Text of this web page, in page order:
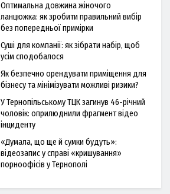
Оптимальна довжина жіночого
ланцюжка: як зробити правильний вибір
без попередньої примірки
Суші для компанії: як зібрати набір, щоб
усім сподобалося
Як безпечно орендувати приміщення для
бізнесу та мінімізувати можливі ризики?
У Тернопільському ТЦК загинув 46-річний
чоловік: оприлюднили фрагмент відео
інциденту
«Думала, що ще й сумки будуть»:
відеозапис у справі «кришування»
порноофісів у Тернополі